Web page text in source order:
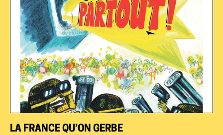
LA FRANCE QU’ON GERBE